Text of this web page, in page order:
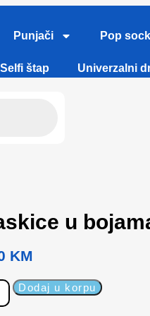
Punjači Pop
Selfi štap Univerzalni
u
KM
Dodaj u korpu